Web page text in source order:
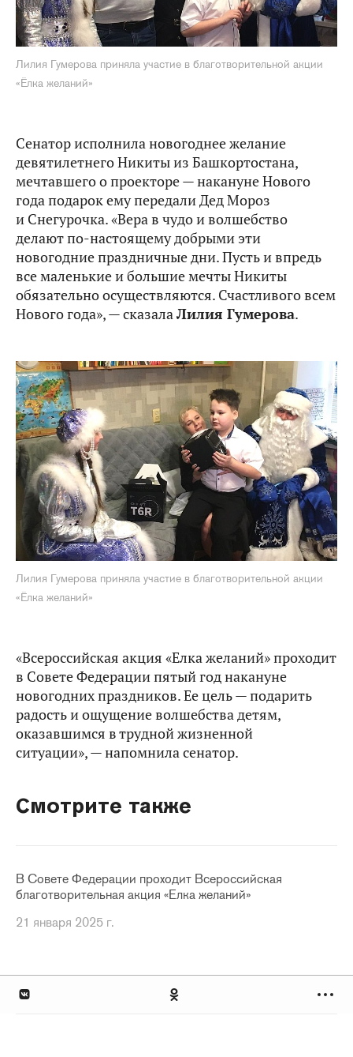
Лилия Гумерова приняла участие в благотворительной акции
«Ёлка желаний»
Сенатор исполнила новогоднее желание
девятилетнего Никиты из Башкортостана,
мечтавшего о проекторе — накануне Нового
года подарок ему передали Дед Мороз
и Снегурочка. «Вера в чудо и волшебство
делают по‑настоящему добрыми эти
новогодние праздничные дни. Пусть и впредь
все маленькие и большие мечты Никиты
обязательно осуществляются. Счастливого всем
Нового года», — сказалаЛилия Гумерова.
Лилия Гумерова приняла участие в благотворительной акции
«Ёлка желаний»
«Всероссийская акция «Елка желаний» проходит
в Совете Федерации пятый год накануне
новогодних праздников. Ее цель — подарить
радость и ощущение волшебства детям,
оказавшимся в трудной жизненной
ситуации», — напомнила сенатор.
Смотрите также
В Совете Федерации проходит Всероссийская
благотворительная акция «Елка желаний»
21 января 2025 г.